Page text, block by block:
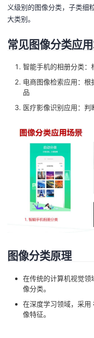
证
实
的
持
建
义级别的图像分类，子类细
大类别。
常见图像分类应
智能手机的相册分类：
电商图像检索应用：
品
医疗影像识别应用：
图像分类原理
在传统的计算机视觉领
像分类。
在深度学习领域，采用
像特征。